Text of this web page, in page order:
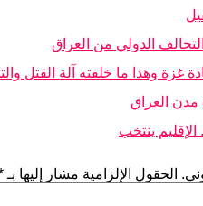
الدولي من العراق
غزة وهذا ما خلفته آلة القتل
مدن العراق
ينتخب
الحقول الإلزامية مشار إليها بـ